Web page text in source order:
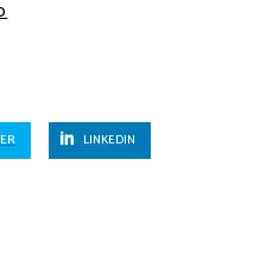
LINKEDIN